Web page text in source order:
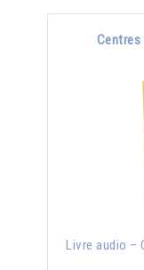
Livre audio –